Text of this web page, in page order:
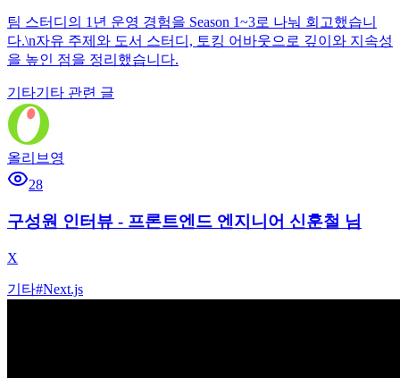
팀 스터디의 1년 운영 경험을 Season 1~3로 나눠 회고했습니
다.\n자유 주제와 도서 스터디, 토킹 어바웃으로 깊이와 지속성
을 높인 점을 정리했습니다.
기타기타 관련 글
올리브영
28
구성원 인터뷰 - 프론트엔드 엔지니어 신훈철 님
X
기타#Next.js